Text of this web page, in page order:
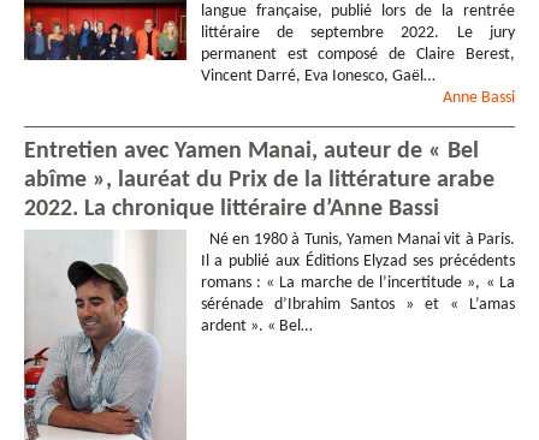
langue française, publié lors de la rentrée
littéraire de septembre 2022. Le jury
permanent est composé de Claire Berest,
Vincent Darré, Eva Ionesco, Gaël…
Anne Bassi
Entretien avec Yamen Manai, auteur de « Bel
abîme », lauréat du Prix de la littérature arabe
2022. La chronique littéraire d’Anne Bassi
Né en 1980 à Tunis, Yamen Manai vit à Paris.
Il a publié aux Éditions Elyzad ses précédents
romans : « La marche de l’incertitude », « La
sérénade d’Ibrahim Santos » et « L’amas
ardent ». « Bel…